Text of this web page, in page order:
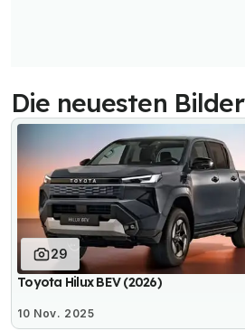
Die neuesten Bilder
29
Toyota Hilux BEV (2026)
10 Nov. 2025